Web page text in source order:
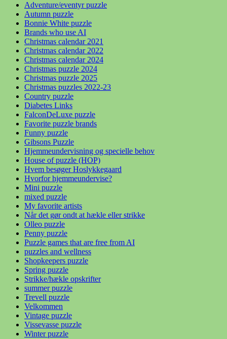
Adventure/eventyr puzzle
Autumn puzzle
Bonnie White puzzle
Brands who use AI
Christmas calendar 2021
Christmas calendar 2022
Christmas calendar 2024
Christmas puzzle 2024
Christmas puzzle 2025
Christmas puzzles 2022-23
Country puzzle
Diabetes Links
FalconDeLuxe puzzle
Favorite puzzle brands
Funny puzzle
Gibsons Puzzle
Hjemmeundervisning og specielle behov
House of puzzle (HOP)
Hvem besøger Hoslykkegaard
Hvorfor hjemmeundervise?
Mini puzzle
mixed puzzle
My favorite artists
Når det gør ondt at hækle eller strikke
Olleo puzzle
Penny puzzle
Puzzle games that are free from AI
puzzles and wellness
Shopkeepers puzzle
Spring puzzle
Strikke/hækle opskrifter
summer puzzle
Trevell puzzle
Velkommen
Vintage puzzle
Vissevasse puzzle
Winter puzzle